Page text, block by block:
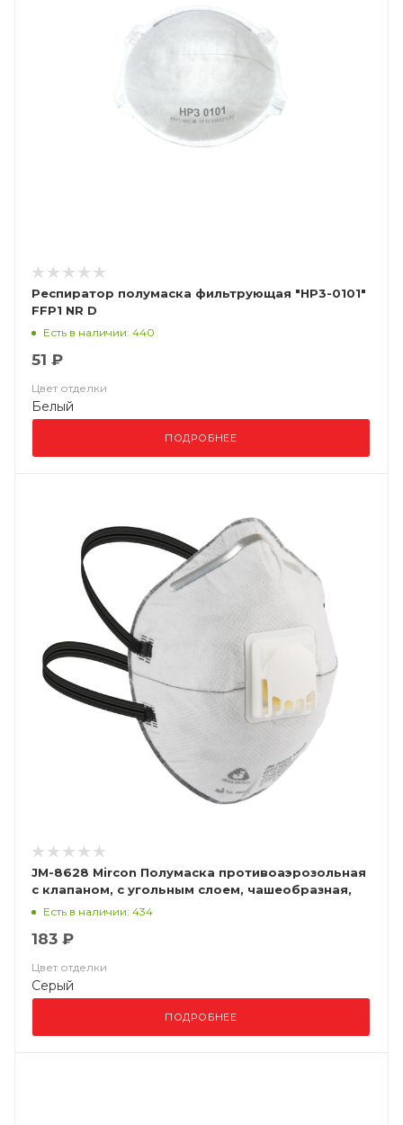
Респиратор полумаска фильтрующая "НР3-0101"
FFP1 NR D
Есть в наличии: 440
51 ₽
Цвет отделки
Белый
ПОДРОБНЕЕ
JM-8628 Mircon Полумаска противоаэрозольная
с клапаном, с угольным слоем, чашеобразная,
класс защиты FFP2 NR D, в упаковке 10 шт
Есть в наличии: 434
183 ₽
Цвет отделки
Серый
ПОДРОБНЕЕ